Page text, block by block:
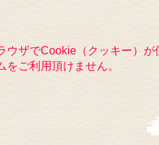
ウザでCookie（クッキー）
をご利用頂けません。